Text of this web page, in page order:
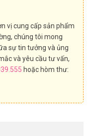
vị cung cấp sản phẩm
chúng tôi mong
sự tin tưởng và ủng
và yêu cầu tư vấn,
hoặc hòm thư: